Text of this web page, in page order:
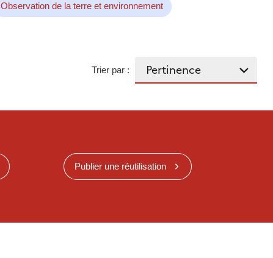
Observation de la terre et environnement
Trier par :
Publier une réutilisation